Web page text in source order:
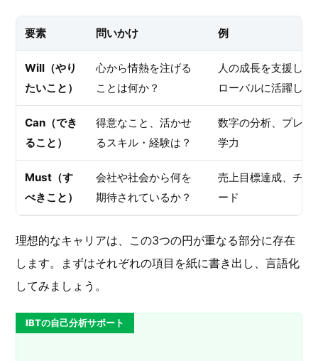
要素 問いかけ 例
Will（やり
たいこと）
心から情熱を注げる
ことは何か？
人の成長を支援した
ローバルに活躍した
Can（でき
ること）
得意なこと、活かせ
るスキル・経験は？
数字の分析、プレゼ
学力
Must（す
べきこと）
会社や社会から何を
期待されているか？
売上目標達成、チー
ード
理想的なキャリアは、この3つの円が重なる部分に存在
します。まずはそれぞれの項目を紙に書き出し、言語化
してみましょう。
IBTの自己分析サポート